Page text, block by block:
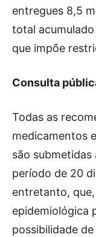
entregues 8,5
total
que impõe
Consulta
Todas as
medicamentos
são
período de 20
entretanto,
epidemiológica
possibilidade